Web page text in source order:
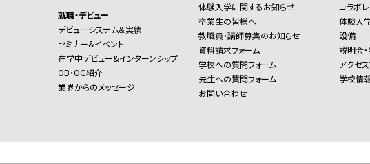
就職・デビュー
デビューシステム＆実績
セミナー&イベント
在学中デビュー&インターンシップ
OB・OG紹介
業界からのメッセージ
体験入学に関するお知らせ
卒業生の皆様へ
教職員・講師募集のお知らせ
資料請求フォーム
学校への質問フォーム
先生への質問フォーム
お問い合わせ
コラボ
体験入
設備
説明会
アクセ
学校情